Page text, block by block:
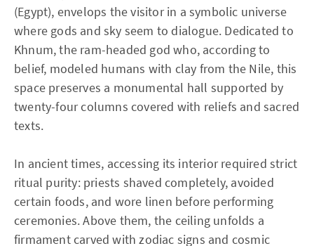
(Egypt), envelops the visitor in a symbolic universe
where gods and sky seem to dialogue. Dedicated to
Khnum, the ram-headed god who, according to
belief, modeled humans with clay from the Nile, this
space preserves a monumental hall supported by
twenty-four columns covered with reliefs and sacred
texts.
In ancient times, accessing its interior required strict
ritual purity: priests shaved completely, avoided
certain foods, and wore linen before performing
ceremonies. Above them, the ceiling unfolds a
firmament carved with zodiac signs and cosmic